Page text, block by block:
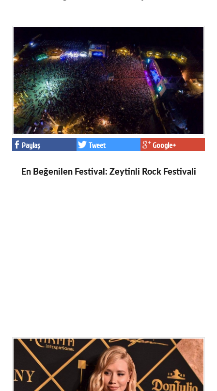
Paylaş Tweet Google+
En Beğenilen Festival: Zeytinli Rock Festivali